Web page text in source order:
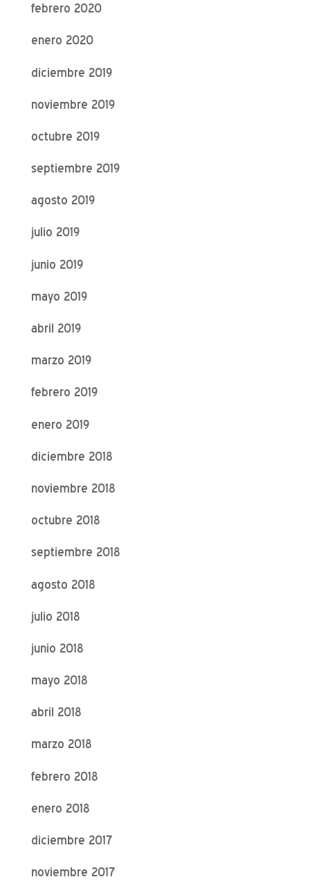
febrero 2020
enero 2020
diciembre 2019
noviembre 2019
octubre 2019
septiembre 2019
agosto 2019
julio 2019
junio 2019
mayo 2019
abril 2019
marzo 2019
febrero 2019
enero 2019
diciembre 2018
noviembre 2018
octubre 2018
septiembre 2018
agosto 2018
julio 2018
junio 2018
mayo 2018
abril 2018
marzo 2018
febrero 2018
enero 2018
diciembre 2017
noviembre 2017